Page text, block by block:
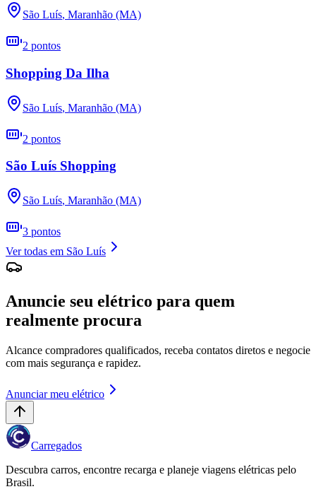
São Luís, Maranhão (MA)
2 pontos
Shopping Da Ilha
São Luís, Maranhão (MA)
2 pontos
São Luís Shopping
São Luís, Maranhão (MA)
3 pontos
Ver todas em São Luís
Anuncie seu elétrico para quem
realmente procura
Alcance compradores qualificados, receba contatos diretos e negocie
com mais segurança e rapidez.
Anunciar meu elétrico
Carregados
Descubra carros, encontre recarga e planeje viagens elétricas pelo
Brasil.